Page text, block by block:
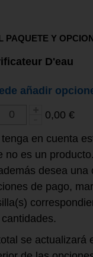
PAQUETE Y
D'eau
añadir
0,00 €
en cuenta
no es un producto.
desea una
de pago,
se actualizará